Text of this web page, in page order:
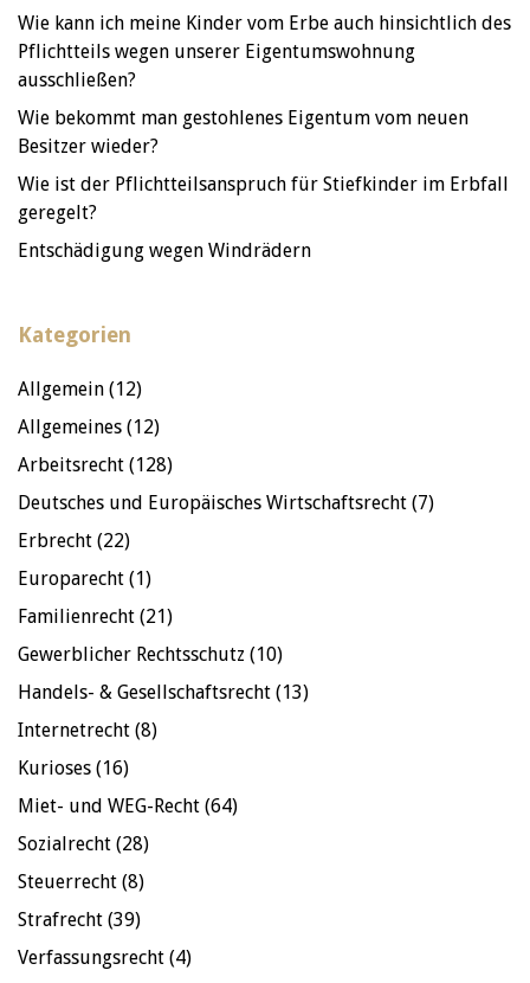
Wie kann ich meine Kinder vom Erbe auch hinsichtlich des
Pflichtteils wegen unserer Eigentumswohnung
ausschließen?
Wie bekommt man gestohlenes Eigentum vom neuen
Besitzer wieder?
Wie ist der Pflichtteilsanspruch für Stiefkinder im Erbfall
geregelt?
Entschädigung wegen Windrädern
Kategorien
Allgemein (12)
Allgemeines (12)
Arbeitsrecht (128)
Deutsches und Europäisches Wirtschaftsrecht (7)
Erbrecht (22)
Europarecht (1)
Familienrecht (21)
Gewerblicher Rechtsschutz (10)
Handels- & Gesellschaftsrecht (13)
Internetrecht (8)
Kurioses (16)
Miet- und WEG-Recht (64)
Sozialrecht (28)
Steuerrecht (8)
Strafrecht (39)
Verfassungsrecht (4)